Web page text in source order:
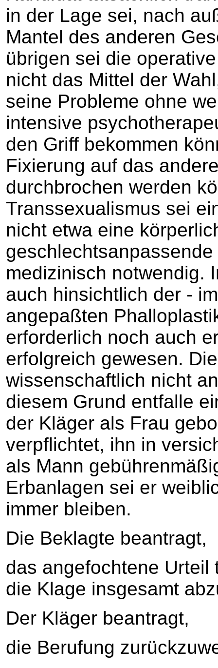
in der Lage sei, nach
Mantel des anderen
übrigen sei die
nicht das Mittel der
seine Probleme ohne
intensive
den Griff bekommen
Fixierung auf das
durchbrochen werden
Transsexualismus sei
nicht etwa eine
medizinisch notwendig.
auch hinsichtlich der -
angepaßten
erforderlich noch auch
erfolgreich gewesen.
wissenschaftlich nicht
diesem Grund entfalle
der Kläger als Frau
verpflichtet, ihn in
als Mann
Erbanlagen sei er
immer bleiben.
Die Beklagte beantragt,
das angefochtene
die Klage insgesamt
Der Kläger beantragt,
die Berufung